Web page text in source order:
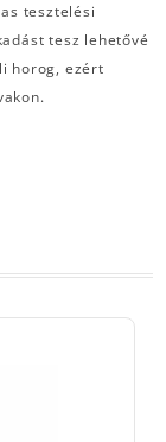
tesztelési
tesz lehetővé
horog, ezért